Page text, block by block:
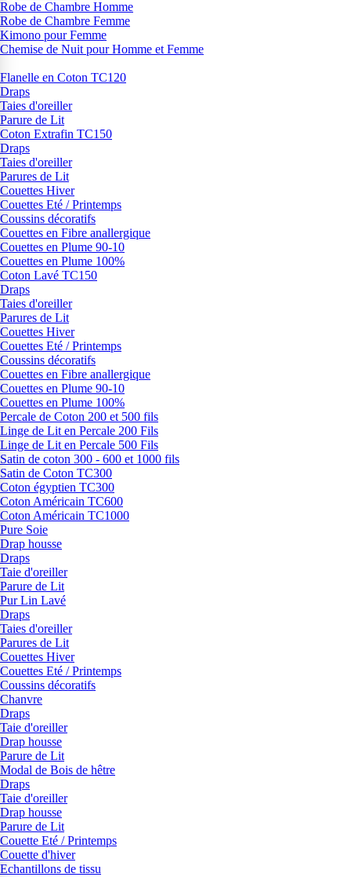
Robe de Chambre Homme
Robe de Chambre Femme
Kimono pour Femme
Chemise de Nuit pour Homme et Femme
Flanelle en Coton TC120
Draps
Taies d'oreiller
Parure de Lit
Coton Extrafin TC150
Draps
Taies d'oreiller
Parures de Lit
Couettes Hiver
Couettes Eté / Printemps
Coussins décoratifs
Couettes en Fibre anallergique
Couettes en Plume 90-10
Couettes en Plume 100%
Coton Lavé TC150
Draps
Taies d'oreiller
Parures de Lit
Couettes Hiver
Couettes Eté / Printemps
Coussins décoratifs
Couettes en Fibre anallergique
Couettes en Plume 90-10
Couettes en Plume 100%
Percale de Coton 200 et 500 fils
Linge de Lit en Percale 200 Fils
Linge de Lit en Percale 500 Fils
Satin de coton 300 - 600 et 1000 fils
Satin de Coton TC300
Coton égyptien TC300
Coton Américain TC600
Coton Américain TC1000
Pure Soie
Drap housse
Draps
Taie d'oreiller
Parure de Lit
Pur Lin Lavé
Draps
Taies d'oreiller
Parures de Lit
Couettes Hiver
Couettes Eté / Printemps
Coussins décoratifs
Chanvre
Draps
Taie d'oreiller
Drap housse
Parure de Lit
Modal de Bois de hêtre
Draps
Taie d'oreiller
Drap housse
Parure de Lit
Couette Eté / Printemps
Couette d'hiver
Echantillons de tissu